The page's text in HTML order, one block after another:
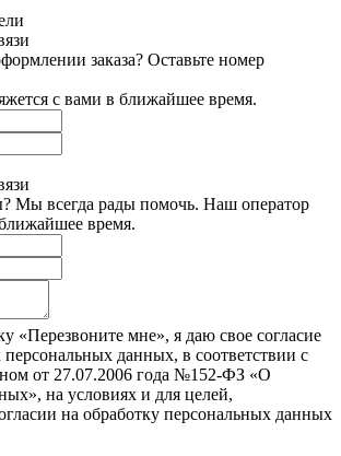
заказа? Оставьте номер
с вами в ближайшее время.
Мы всегда рады помочь. Наш оператор
время.
«Перезвоните мне», я даю свое согласие
данных, в соответствии с
от 27.07.2006 года №152-ФЗ «О
на условиях и для целей,
на обработку персональных данных